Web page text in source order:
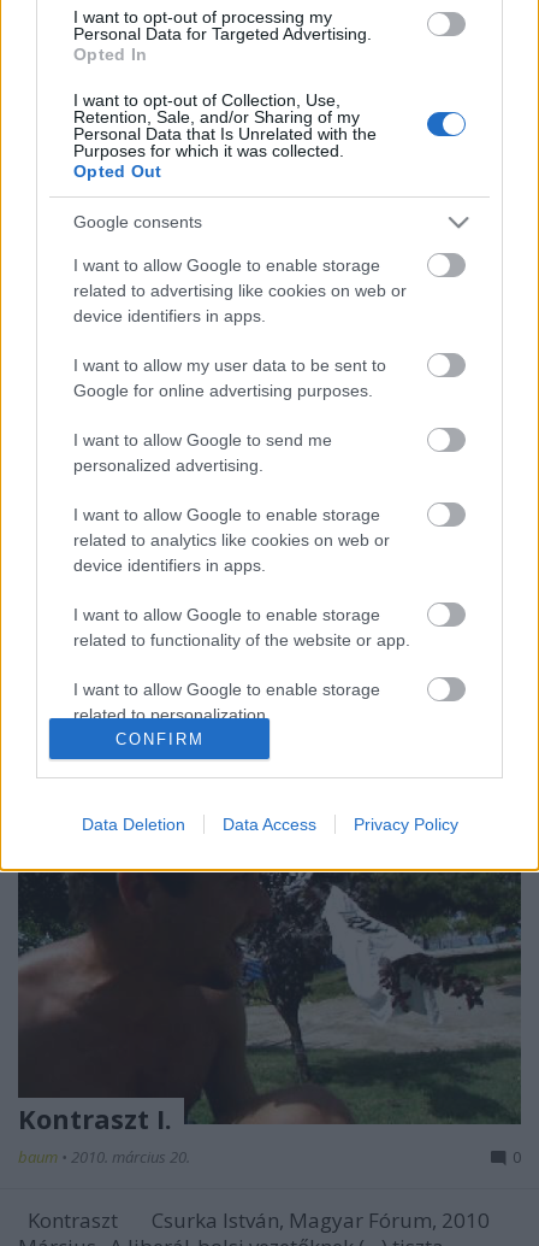
I want to opt-out of processing my
Personal Data for Targeted Advertising.
Opted In
I want to opt-out of Collection, Use,
Retention, Sale, and/or Sharing of my
Personal Data that Is Unrelated with the
Purposes for which it was collected.
Opted Out
Google consents
I want to allow Google to enable storage
related to advertising like cookies on web or
device identifiers in apps.
I want to allow my user data to be sent to
Google for online advertising purposes.
I want to allow Google to send me
personalized advertising.
I want to allow Google to enable storage
related to analytics like cookies on web or
device identifiers in apps.
I want to allow Google to enable storage
related to functionality of the website or app.
I want to allow Google to enable storage
related to personalization.
I want to allow Google to enable storage
functionality and fraud prevention, and other
CONFIRM
Data Deletion Data Access Privacy Policy
- kuncekunce...kuncekunce dadadadadada dajcs
dajcs dajcs - Kinek ne lenne ismerős ez a klasszikus
sor?! Elmúlt 8 év! Azóta múlt el, hogy a Bëlga
megalkotta a Képviselő boogie c. számát. A dalban
összesen 21 politikus nevét vették a szájukra a
srácok. Pusztán érdekességként…
Gondolkodjon szekértáborokban,
akinek hat anyja van
2012. június 19.
Lehet-e független, autonóm gondolkodónak lenni
Magyarországon? – merül fel bennem egyre
gyakrabban a kérdés. Meg lehet-e határozni
önmagunkat ideológiák mentén, még idiótább szót
használva mindenféle izmusokkal? Hiszem, hogy a
Szüksége van-e közéletünknek
2012. május 11.
Nincs!
Kontraszt I.
baum • 2010. március 20. 0
Kontraszt Csurka István, Magyar Fórum, 2010